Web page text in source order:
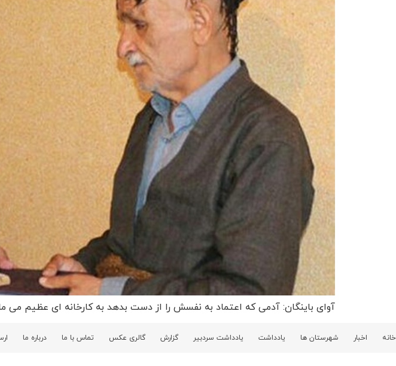
آوای باینگان: آدمی که اعتماد به نفسش را از دست بدهد به کارخانه ای عظیم می
خانه اخبار شهرستان ها یادداشت یادداشت سردبیر گزارش گالری عکس تماس با ما درباره ما